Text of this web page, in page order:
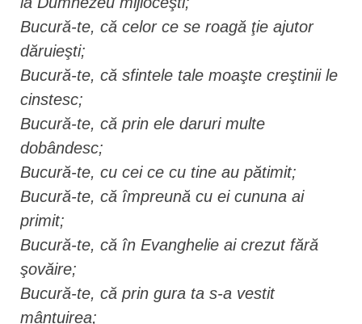
Bucură-te, că celor ce se roagă ţie ajutor
dăruieşti;
Bucură-te, că sfintele tale moaşte creştinii le
cinstesc;
Bucură-te, că prin ele daruri multe
dobândesc;
Bucură-te, cu cei ce cu tine au pătimit;
Bucură-te, că împreună cu ei cununa ai
primit;
Bucură-te, că în Evanghelie ai crezut fără
şovăire;
Bucură-te, că prin gura ta s-a vestit
mântuirea;